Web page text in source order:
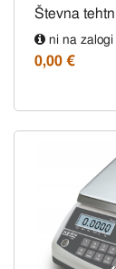
Števna
ni na zalogi
0,00 €